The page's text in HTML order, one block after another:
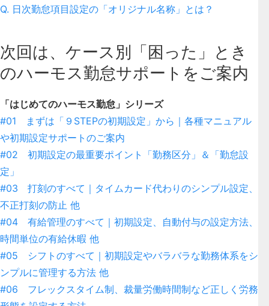
Q. 日次勤怠項目設定の「オリジナル名称」とは？
次回は、ケース別「困った」とき
のハーモス勤怠サポートをご案内
「はじめてのハーモス勤怠」シリーズ
#01 まずは「９STEPの初期設定」から｜各種マニュアル
や初期設定サポートのご案内
#02 初期設定の最重要ポイント「勤務区分」＆「勤怠設
定」
#03 打刻のすべて｜タイムカード代わりのシンプル設定、
不正打刻の防止 他
#04 有給管理のすべて｜初期設定、自動付与の設定方法、
時間単位の有給休暇 他
#05 シフトのすべて｜初期設定やバラバラな勤務体系をシ
ンプルに管理する方法 他
#06 フレックスタイム制、裁量労働時間制など正しく労務